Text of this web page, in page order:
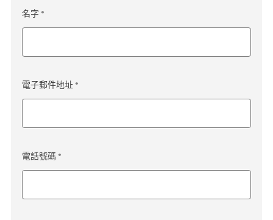
名字 *
電子郵件地址 *
電話號碼 *